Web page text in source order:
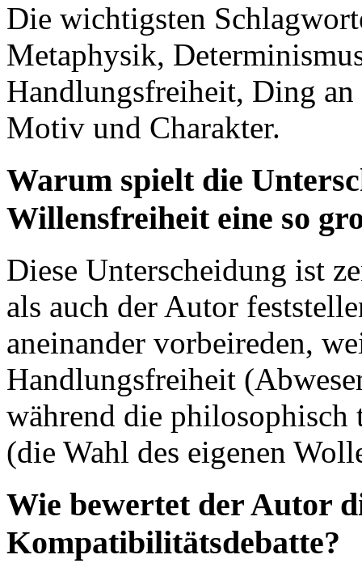
Die wichtigsten
Metaphysik,
Handlungsfreiheit, Ding
Motiv und Charakter.
Warum spielt die
Willensfreiheit eine so
Diese Unterscheidung ist
als auch der Autor
aneinander vorbeireden,
Handlungsfreiheit
während die
(die Wahl des eigenen
Wie bewertet der Autor
Kompatibilitätsdebatte?